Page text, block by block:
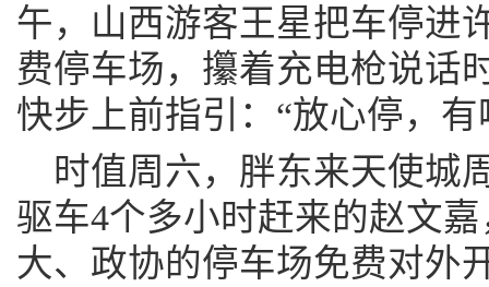
午，山西游客王星把车停进
费停车场，攥着充电枪说话
快步上前指引：“放心停，
时值周六，胖东来天使城
驱车4个多小时赶来的赵文
大、政协的停车场免费对外